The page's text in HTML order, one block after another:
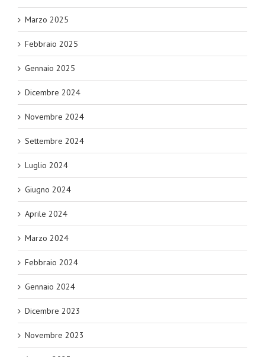
Marzo 2025
Febbraio 2025
Gennaio 2025
Dicembre 2024
Novembre 2024
Settembre 2024
Luglio 2024
Giugno 2024
Aprile 2024
Marzo 2024
Febbraio 2024
Gennaio 2024
Dicembre 2023
Novembre 2023